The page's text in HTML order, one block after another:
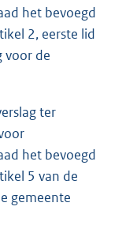
het bevoegd
2, eerste lid
voor de
ter
het bevoegd
5 van de
gemeente